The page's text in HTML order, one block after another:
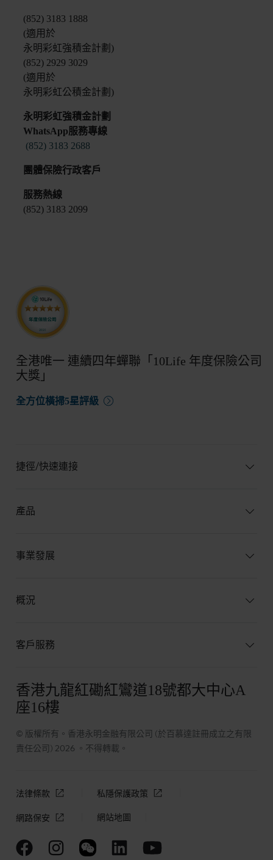
(852) 3183 1888
(適用於
永明彩虹強積金計劃)
(852) 2929 3029
(適用於
永明彩虹公積金計劃)
永明彩虹強積金計劃
WhatsApp服務專線
(852) 3183 2688
團體保險行政客戶
服務熱線
(852) 3183 2099
全港唯一 連續四年蟬聯「10Life 年度保險公司
大獎」
全方位橫掃5星評級
捷徑/快速連接
產品
事業發展
概況
客戶服務
香港九龍紅磡紅鸞道18號都大中心A
座16樓
© 版權所有。香港永明金融有限公司 (於百慕達註冊成立之有限
責任公司) 2026 。不得轉載。
法律條款 私隱保護政策
網路保安 網站地圖